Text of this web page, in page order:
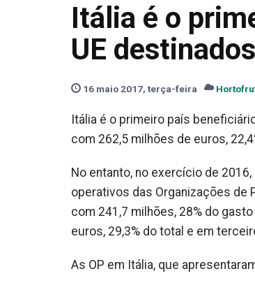
Itália é o
UE
16 maio 2017, terça-feira
Itália é o primeiro país
com 262,5 milhões de euros,
No entanto, no exercício de
operativos das Organizações de
com 241,7 milhões, 28% do
euros, 29,3% do total e em
As OP em Itália, que